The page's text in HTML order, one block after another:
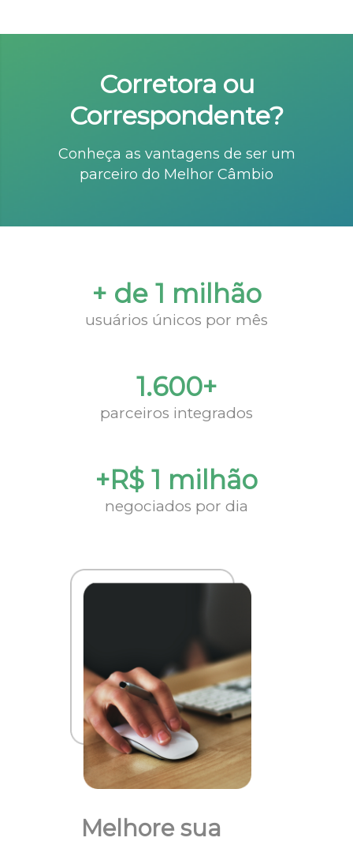
Corretora ou
Correspondente?
Conheça as vantagens de ser um
parceiro do Melhor Câmbio
+ de 1 milhão
usuários únicos por mês
1.600+
parceiros integrados
+R$ 1 milhão
negociados por dia
Melhore sua